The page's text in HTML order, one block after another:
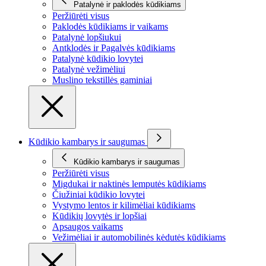
Patalynė ir paklodės kūdikiams
Peržiūrėti visus
Paklodės kūdikiams ir vaikams
Patalynė lopšiukui
Antklodės ir Pagalvės kūdikiams
Patalynė kūdikio lovytei
Patalynė vežimėliui
Muslino tekstillės gaminiai
Kūdikio kambarys ir saugumas
Kūdikio kambarys ir saugumas
Peržiūrėti visus
Migdukai ir naktinės lemputės kūdikiams
Čiužiniai kūdikio lovytei
Vystymo lentos ir kilimėliai kūdikiams
Kūdikių lovytės ir lopšiai
Apsaugos vaikams
Vežimėliai ir automobilinės kėdutės kūdikiams